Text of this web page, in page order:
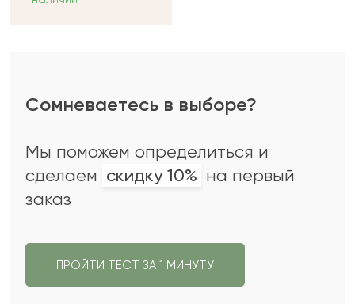
Сомневаетесь в выборе?
Мы поможем определиться и
сделаем скидку 10% на первый
заказ
ПРОЙТИ ТЕСТ ЗА 1 МИНУТУ